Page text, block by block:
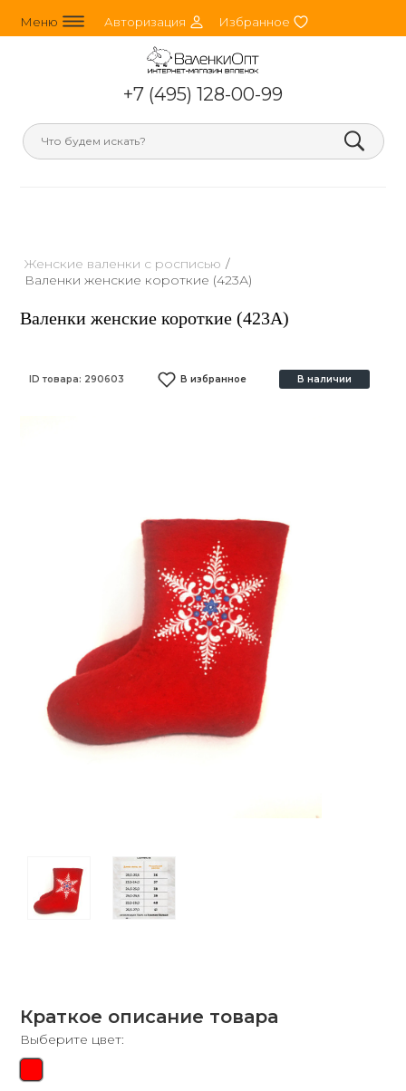
Меню line_horizontal_3 Авторизация person_round Избранное heart
+7 (495) 128-00-99
search
Женские валенки с росписью /
Валенки женские короткие (423А)
Валенки женские короткие (423А)
ID товара: 290603 В избранное В наличии
Краткое описание товара
Выберите цвет: